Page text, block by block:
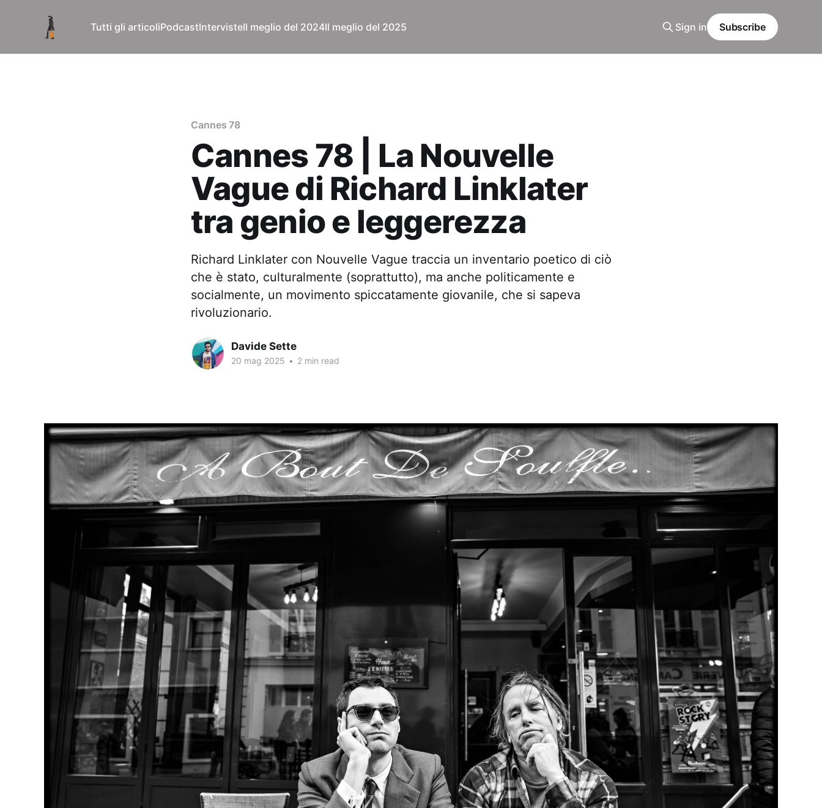
Tutti gli articoliPodcastIntervisteIl meglio del 2024Il meglio del 2025 Sign in Subscribe
Cannes 78
Cannes 78 | La Nouvelle
Vague di Richard Linklater
tra genio e leggerezza
Richard Linklater con Nouvelle Vague traccia un inventario poetico di ciò
che è stato, culturalmente (soprattutto), ma anche politicamente e
socialmente, un movimento spiccatamente giovanile, che si sapeva
rivoluzionario.
Davide Sette
20 mag 2025 • 2 min read